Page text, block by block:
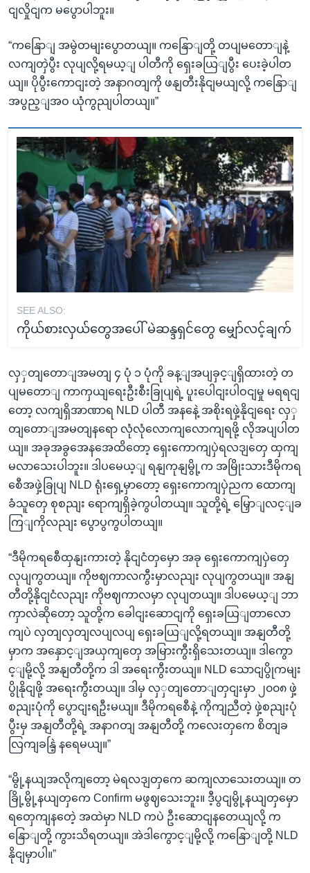
ငျလှိုငျက မပွောပါဘူး။
“ကနြောျ အမွဲတမျးပွောတယျ။ ကနြောျတို့ တပျမတောျနဲ့
လကျတှဲပွီး လုပျလို့ရမယ့ျ ပါတီကို ရှေးခယြျပွီး ပေးခဲ့ပါတ
ယျ။ ပိုပွီးကောငျးတဲ့ အနာဂတျကို ဖနျတီးနိုငျမယျလို့ ကနြောျ
အပွည့ျအဝ ယုံကွညျပါတယျ။”
SEE ALSO:
ကိုယ်စားလှယ်တွေအပေါ် မဲဆန္ဒရှင်တွေ မျှော်လင့်ချက်
လှှတျတောျအမတျ ၄ ပုံ ၁ ပုံကို ခန့ျအပျခှင့ျရှိထားတဲ့ တ
ပျမတောျ ကာကှယျရေးဦးစီးခြုပျရဲ့ ပူးပေါငျးပါဝငျမှု မရရငျ
တော့ လကျရှိအာဏာရ NLD ပါတီ အနနေဲ့ အစိုးရဖှဲ့နိုငျရေး လှှ
တျတောျအမတျနရော လုံလုံလောကျလောကျရဖို့ လိုအပျပါတ
ယျ။ အခုအခွအေနအေထိတော့ ရှေးကောကျပှဲရလဒျတှေ ထှကျ
မလာသေးပါဘူး။ ဒါပမေယ့ျ ရနျကုနျမွို့က အမြိုးသားဒီမိုကရ
စေီအဖှဲ့ခြုပျ NLD ရုံးရှေ့မှာတော့ ရှေးကောကျပှဲညက ထောကျ
ခံသူတှေ စုစညျး ရောကျရှိခဲ့ကွပါတယျ။ သူတို့ရဲ့ မြှောျလင့ျခ
ကြျကိုလညျး ပွောပွကွပါတယျ။
“ဒီမိုကရစေီထှနျးကားတဲ့ နိုငျငံတှမှော အခု ရှေးကောကျပှဲတှေ
လုပျကွတယျ။ ကိုဗဈကာလကွီးမှာလညျး လုပျကွတယျ။ အနျ
တီတို့နိုငျငံလညျး ကိုဗဈကာလမှာ လုပျတယျ။ ဒါပမေယ့ျ ဘာ
ကှာလဲဆိုတော့ သူတို့က ခေါငျးဆောငျကို ရှေးခယြျတာလော
ကျပဲ လှတျလှတျလပျလပျ ရှေးခယြျလို့ရတယျ။ အနျတီတို့
မှာက အနှောင့ျအယှကျတှေ အမြားကွီးရှိသေးတယျ။ ဒါကွော
င့ျမို့လို့ အနျတီတို့က ဒါ အရေးကွီးတယျ။ NLD သောငျပွိုကမျး
ပွိုနိုငျဖို့ အရေးကွီးတယျ။ ဒါမှ လှှတျတောျတှငျးမှာ ၂၀၀၈ ဖှဲ့
စညျးပုံကို ပွောငျးရဦးမယျ။ ဒီမိုကရစေီနဲ့ ကိုကျညီတဲ့ ဖှဲ့စညျးပုံ
ပွီးမှ အနျတီတို့ရဲ့ အနာဂတျ အနျတီတို့ ကလေးတှကေ စိတျခ
လြကျခနြဲ့ နရေမယျ။”
“မွို့နယျအလိုကျတော့ မဲရလဒျတှကေ ဆကျလာသေးတယျ။ တ
ခြို့မွို့နယျတှကေ Confirm မဖွဈသေးဘူး။ ဒီ့ပွငျမွို့နယျတှမှော
ရတှေကျနတေဲ့ အထဲမှာ NLD ကပဲ ဦးဆောငျနတေယျလို့ က
နြောျတို့ ကွားသိရတယျ။ အဲဒါကွောင့ျမို့လို့ ကနြောျတို့ NLD
နိုငျမှာပါ။”